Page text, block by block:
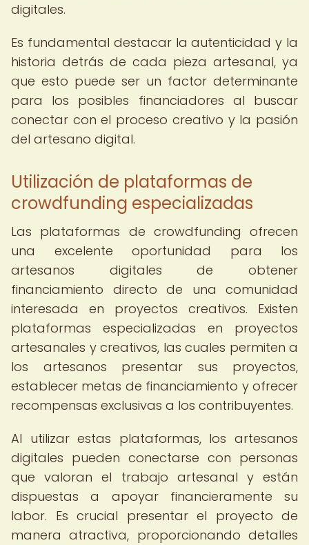
digitales.
Es fundamental destacar la autenticidad y la
historia detrás de cada pieza artesanal, ya
que esto puede ser un factor determinante
para los posibles financiadores al buscar
conectar con el proceso creativo y la pasión
del artesano digital.
Utilización de plataformas de
crowdfunding especializadas
Las plataformas de crowdfunding ofrecen
una excelente oportunidad para los
artesanos digitales de obtener
financiamiento directo de una comunidad
interesada en proyectos creativos. Existen
plataformas especializadas en proyectos
artesanales y creativos, las cuales permiten a
los artesanos presentar sus proyectos,
establecer metas de financiamiento y ofrecer
recompensas exclusivas a los contribuyentes.
Al utilizar estas plataformas, los artesanos
digitales pueden conectarse con personas
que valoran el trabajo artesanal y están
dispuestas a apoyar financieramente su
labor. Es crucial presentar el proyecto de
manera atractiva, proporcionando detalles